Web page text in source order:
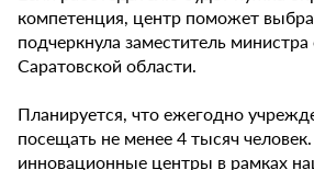
компетенция, центр поможет
подчеркнула заместитель министра
Саратовской области.
Планируется, что ежегодно
посещать не менее 4 тысяч
инновационные центры в рамках